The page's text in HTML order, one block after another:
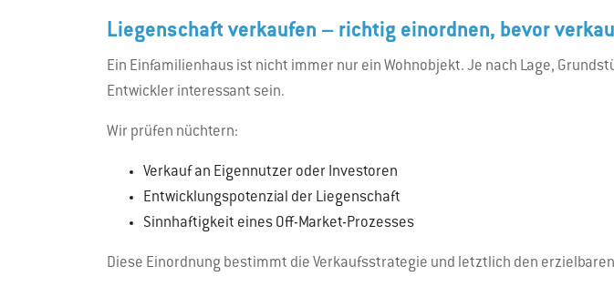
Liegenschaft verkaufen – richtig einordnen, bevor
Ein Einfamilienhaus ist nicht immer nur ein Wohnobjekt. Je nach Lage,
Entwickler interessant sein.
Wir prüfen nüchtern:
Verkauf an Eigennutzer oder Investoren
Entwicklungspotenzial der Liegenschaft
Sinnhaftigkeit eines Off-Market-Prozesses
Diese Einordnung bestimmt die Verkaufsstrategie und letztlich den